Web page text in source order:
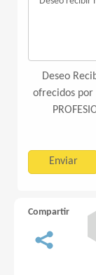
Deseo
ofrecidos por
Compartir